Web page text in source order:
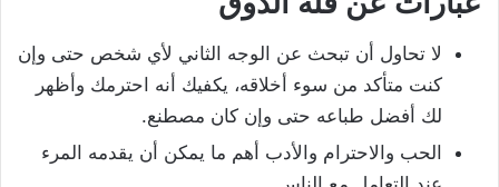
لا تحاول أن تبحث عن الوجه الثاني لأي شخص حتى وإن
كنت متأكد من سوء أخلاقه، يكفيك أنه احترمك وأظهر
لك أفضل طباعه حتى وإن كان مصطنع.
الحب والاحترام والأدب أهم ما يمكن أن يقدمه المرء